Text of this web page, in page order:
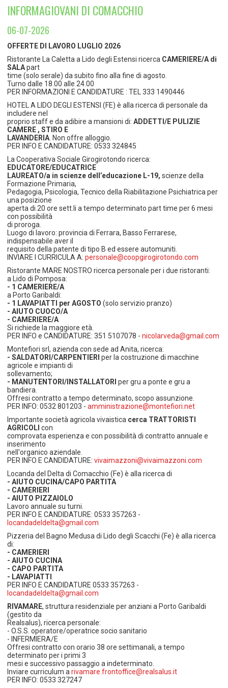
Coordinamento Provinciale Ferrarese Informagiovani
INFORMAGIOVANI DI COMACCHIO
06-07-2026
OFFERTE DI LAVORO LUGLIO 2026
Ristorante La Caletta a Lido degli Estensi ricerca CAMERIERE/A di
SALApart
time (solo serale) da subito fino alla fine di agosto.
Turno dalle 18.00 alle 24.00
PER INFORMAZIONI E CANDIDATURE : TEL 333 1490446
HOTEL A LIDO DEGLI ESTENSI (FE) è alla ricerca di personale da
includere nel
proprio staff e da adibire a mansioni di:ADDETTI/E PULIZIE
CAMERE , STIRO E
LAVANDERIA . Non offre alloggio.
PER INFO E CANDIDATURE: 0533 324845
La Cooperativa Sociale Girogirotondo ricerca:
EDUCATORE/EDUCATRICE
LAUREATO/a in scienze dell’educazione L-19, scienze della
Formazione Primaria,
Pedagogia, Psicologia, Tecnico della Riabilitazione Psichiatrica per
una posizione
aperta di 20 ore sett.li a tempo determinato part time per 6 mesi
con possibilità
di proroga.
Luogo di lavoro: provincia di Ferrara, Basso Ferrarese,
indispensabile aver il
requisito della patente di tipo B ed essere automuniti.
INVIARE I CURRICULA A:personale@coopgirogirotondo.com
Ristorante MARE NOSTRO ricerca personale per i due ristoranti:
a Lido di Pomposa:
- 1 CAMERIERE/A
a Porto Garibaldi:
- 1 LAVAPIATTI per AGOSTO (solo servizio pranzo)
- AIUTO CUOCO/A
- CAMERIERE/A
Si richiede la maggiore età.
PER INFO e CANDIDATURE: 351 5107078 -nicolarveda@gmail.com
Montefiori srl, azienda con sede ad Anita, ricerca:
- SALDATORI/CARPENTIERI per la costruzione di macchine
agricole e impianti di
sollevamento;
- MANUTENTORI/INSTALLATORI per gru a ponte e gru a
bandiera.
Offresi contratto a tempo determinato, scopo assunzione.
PER INFO: 0532 801203 -amministrazione@montefiori.net
Importante società agricola vivaistica cerca TRATTORISTI
AGRICOLI con
comprovata esperienza e con possibilità di contratto annuale e
inserimento
nell'organico aziendale.
PER INFO E CANDIDATURE:vivaimazzoni@vivaimazzoni.com
Locanda del Delta di Comacchio (Fe) è alla ricerca di
- AIUTO CUCINA/CAPO PARTITA
- CAMERIERI
- AIUTO PIZZAIOLO
Lavoro annuale su turni.
PER INFO E CANDIDATURE: 0533 357263 -
locandadeldelta@gmail.com
Pizzeria del Bagno Medusa di Lido degli Scacchi (Fe) è alla ricerca
di:
- CAMERIERI
- AIUTO CUCINA
- CAPO PARTITA
- LAVAPIATTI
PER INFO E CANDIDATURE 0533 357263 -
locandadeldelta@gmail.com
RIVAMARE, struttura residenziale per anziani a Porto Garibaldi
(gestito da
Realsalus), ricerca personale:
- O.S.S. operatore/operatrice socio sanitario
- INFERMIERA/E
Offresi contratto con orario 38 ore settimanali, a tempo
determinato per i primi 3
mesi e successivo passaggio a indeterminato.
Inviare curriculum a rivamare.frontoffice@realsalus.it
PER INFO: 0533 327247